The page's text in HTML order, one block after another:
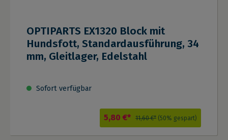
OPTIPARTS EX1320 Block mit
Hundsfott, Standardausführung, 34
mm, Gleitlager, Edelstahl
Sofort verfügbar
5,80 €* 11,60 €* (50% gespart)